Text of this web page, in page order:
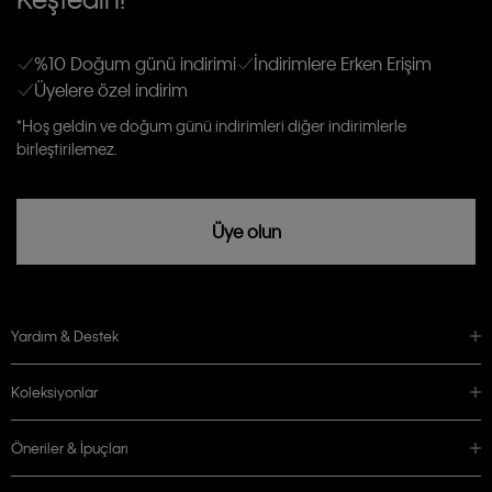
gönderileceğinin ve güncel ürün, kampanyalarla alakalı her türlü iletişim yoluyla;
Erkek
Kişiye özel ticari elektronik iletilerini almak için Açık Onay
veriyorum.
Aydınlatma Metni’niokuduğumu kabul ediyorum.
Calvin Klein tarafından kişisel verilerimin yurtdışına aktarılmasına açık
rızam vardır
%10 Doğum günü indirimi
İndirimlere Erken Erişim
Üyelere özel indirim
*Hoş geldin ve doğum günü indirimleri diğer indirimlerle
birleştirilemez.
Üye olun
Yardım & Destek
Koleksiyonlar
Öneriler & İpuçları